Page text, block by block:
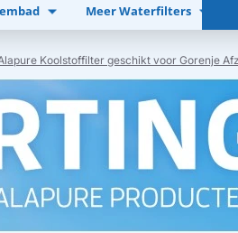
Meer Waterfilters
Koolstoffilter geschikt voor Gorenje